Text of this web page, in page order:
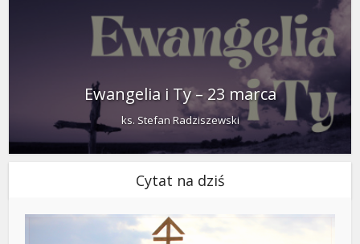
Ewangelia i Ty – 23 marca
ks. Stefan Radziszewski
Cytat na dziś